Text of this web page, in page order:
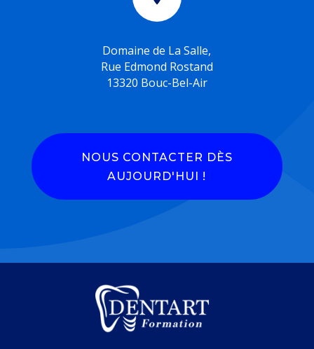
Domaine de La Salle,
Rue Edmond Rostand
13320 Bouc-Bel-Air
NOUS CONTACTER DÈS
AUJOURD'HUI !